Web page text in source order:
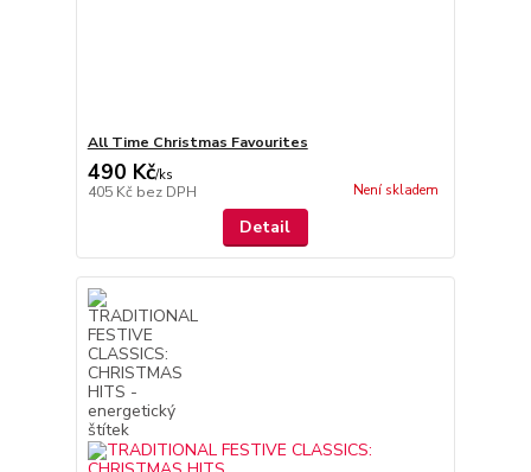
All Time Christmas Favourites
490 Kč/ks
405 Kč bez DPH Není skladem
Detail